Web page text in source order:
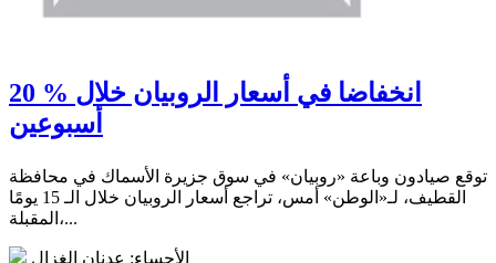
20 % انخفاضا في أسعار الروبيان خلال
أسبوعين
توقع صيادون وباعة «روبيان» في سوق جزيرة الأسماك في محافظة
القطيف، لـ«الوطن» أمس، تراجع أسعار الروبيان خلال الـ 15 يومًا
المقبلة،...
الأحساء: عدنان الغزال